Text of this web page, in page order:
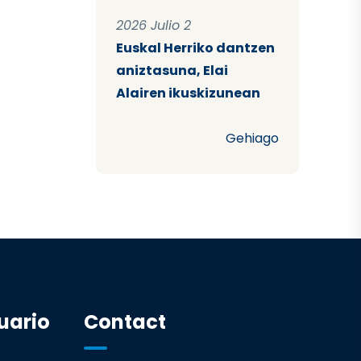
2026 Julio 2
Euskal Herriko dantzen
aniztasuna, Elai
Alairen ikuskizunean
Gehiago
Contact